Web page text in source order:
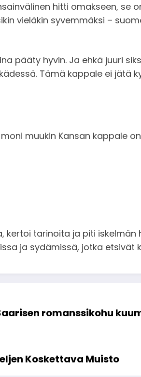
hitti omakseen, se
vieläkin syvemmäksi –
pääty hyvin. Ja ehkä juuri
Tämä kappale ei jätä
muukin Kansan kappale
kertoi tarinoita ja piti
ja sydämissä, jotka
romanssikohu
Koskettava Muisto